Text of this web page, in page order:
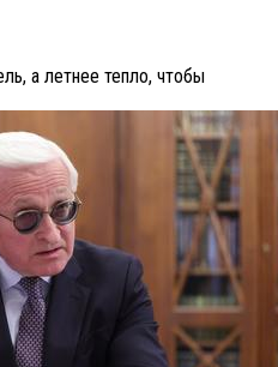
а летнее тепло, чтобы